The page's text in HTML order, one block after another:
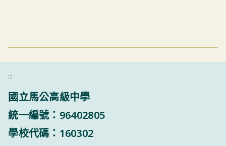
:::
國立馬公高級中學
統一編號：96402805
學校代碼：160302